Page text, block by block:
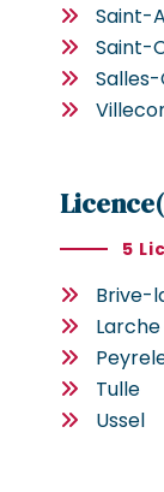
Saint-
Saint-
5
Brive-
Larche
Tulle
Ussel